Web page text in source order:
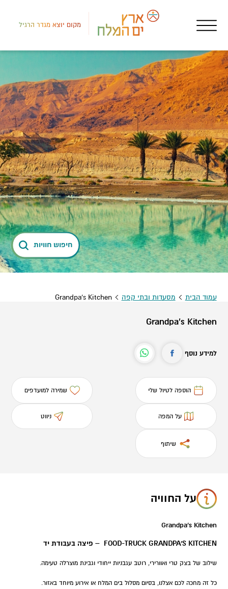
מקום יוצא מגדר הרגיל
חיפוש חוויות
עמוד הבית מסעדות ובתי קפה Grandpa's Kitchen
Grandpa's Kitchen
למידע נוסף
הוספה לטיול שלי שמירה למועדפים
על המפה ניווט
שיתוף
על החוויה
Grandpa's Kitchen
FOOD-TRUCK GRANDPA'S KITCHEN – פיצה בעבודת יד
שילוב של בצק טרי ואוורירי, רוטב עגבניות ייחודי וגבינת מוצרלה טעימה.
כל זה מחכה לכם אצלנו, בסיום מסלול בים המלח או אירוע מיוחד באזור.